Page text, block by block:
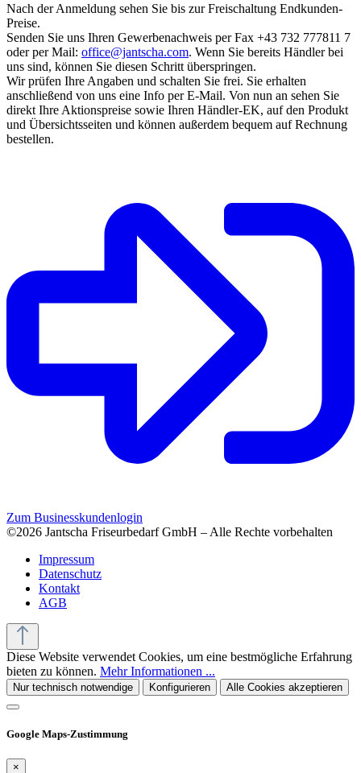
Nach der Anmeldung sehen Sie bis zur Freischaltung Endkunden-
Preise.
Senden Sie uns Ihren Gewerbenachweis per Fax +43 732 777811 7
oder per Mail: office@jantscha.com. Wenn Sie bereits Händler bei
uns sind, können Sie diesen Schritt überspringen.
Wir prüfen Ihre Angaben und schalten Sie frei. Sie erhalten
anschließend von uns eine Info per E-Mail. Von nun an sehen Sie
direkt Ihre Aktionspreise sowie Ihren Händler-EK, auf den Produkt
und Übersichtsseiten und können außerdem bequem auf Rechnung
bestellen.
Zum Businesskundenlogin
©2026 Jantscha Friseurbedarf GmbH – Alle Rechte vorbehalten
Impressum
Datenschutz
Kontakt
AGB
Diese Website verwendet Cookies, um eine bestmögliche Erfahrung
bieten zu können. Mehr Informationen ...
Nur technisch notwendige Konfigurieren Alle Cookies akzeptieren
Google Maps-Zustimmung
×